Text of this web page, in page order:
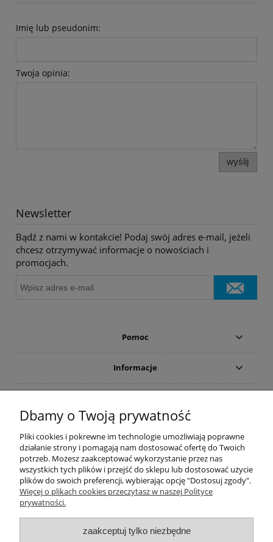
Imię lub pseudonim:
Twoja opinia:
wyślij
Newsletter
Bądź z nami w kontakcie! Podaj swój adres e-mail, jeżeli
chcesz otrzymywać informacje o nowościach i
promocjach.
Pomoc
Informacje
PRODUCENCI
Popularne kategorie
Dive Factory 24-aleja 29 Listopada 165-
woj. małopolskie - NIP 9452184931
Dbamy o Twoją prywatność
Pliki cookies i pokrewne im technologie umożliwiają poprawne
działanie strony i pomagają nam dostosować ofertę do Twoich
potrzeb. Możesz zaakceptować wykorzystanie przez nas
wszystkich tych plików i przejść do sklepu lub dostosować użycie
plików do swoich preferencji, wybierając opcję "Dostosuj zgody".
Więcej o plikach cookies przeczytasz w naszej Polityce
prywatności.
zaakceptuj tylko niezbędne